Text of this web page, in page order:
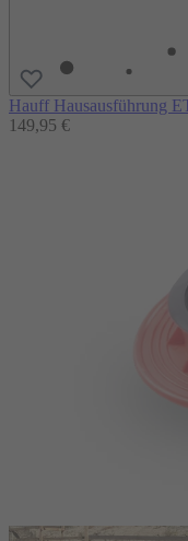
Hauff Hausausführung
149,95 €